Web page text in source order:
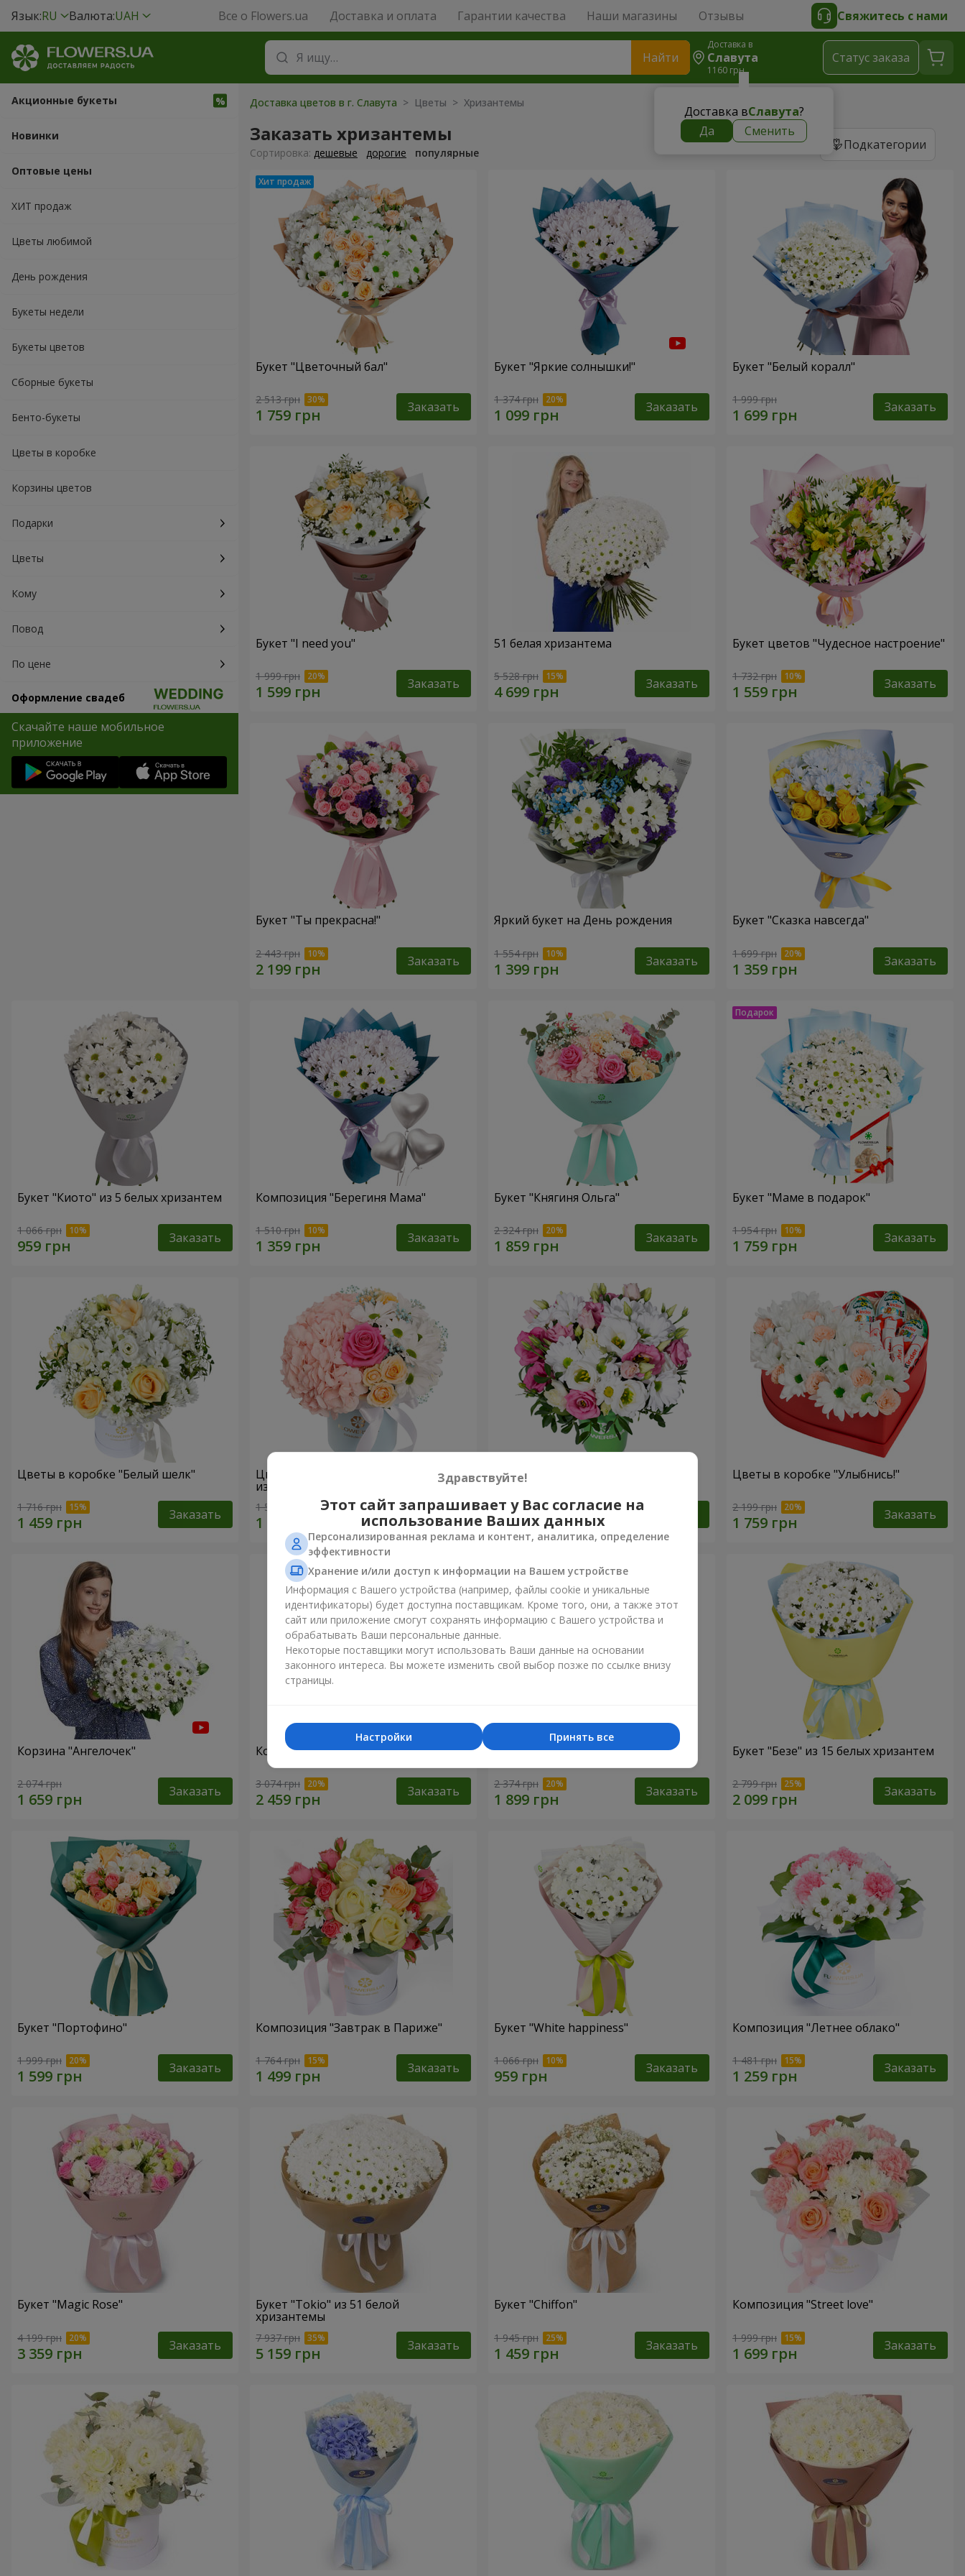
Язык:RU Валюта:UAH Все о Flowers.ua Доставка и оплата Гарантии качества Наши магазины Отзывы Свяжитесь с нами
Найти
Доставка в
Славута
1160 грн
Доставка вСлавута?
Да
Сменить
Cтатус заказа
Акционные букеты
Новинки
Оптовые цены
ХИТ продаж
Цветы любимой
День рождения
Букеты недели
Букеты цветов
Сборные букеты
Бенто-букеты
Цветы в коробке
Корзины цветов
Подарки
Цветы
Кому
Повод
По цене
Оформление свадеб
Скачайте наше мобильное
приложение
Доставка цветов в г. Славута > Цветы > Хризантемы
Заказать хризантемы Подкатегории
Cортировка: дешевые дорогие популярные
Букет "Цветочный бал"
2 513 грн Заказать
Букет "Яркие солнышки!"
1 374 грн Заказать
Букет "Белый коралл"
1 999 грн Заказать
Букет "I need you"
1 999 грн Заказать
51 белая хризантема
5 528 грн Заказать
Букет цветов "Чудесное настроение"
1 732 грн Заказать
Букет "Ты прекрасна!"
2 443 грн Заказать
Яркий букет на День рождения
1 554 грн Заказать
Букет "Сказка навсегда"
1 699 грн Заказать
Букет "Киото" из 5 белых хризантем
1 066 грн Заказать
Композиция "Берегиня Мама"
1 510 грн Заказать
Букет "Княгиня Ольга"
2 324 грн Заказать
Букет "Маме в подарок"
1 954 грн Заказать
Цветы в коробке "Белый шелк"
1 716 грн Заказать
Цветы в коробке "Счастья не
избежать"
1 599 грн Заказать
Композиция "Лучики в глазах"
999 грн
Цветы в коробке "Улыбнись!"
2 199 грн Заказать
Корзина "Ангелочек"
2 074 грн Заказать
Корзина "Влюбленный сад"
3 074 грн Заказать
Композиция "Charlotte"
2 374 грн Заказать
Букет "Безе" из 15 белых хризантем
2 799 грн Заказать
Букет "Портофино"
1 999 грн Заказать
Композиция "Завтрак в Париже"
1 764 грн Заказать
Букет "White happiness"
1 066 грн Заказать
Композиция "Летнее облако"
1 481 грн Заказать
Букет "Magic Rose"
4 199 грн Заказать
Букет "Tokio" из 51 белой
хризантемы
7 937 грн Заказать
Букет "Chiffon"
1 945 грн Заказать
Композиция "Street love"
1 999 грн Заказать
Здравствуйте!
Этот сайт запрашивает у Вас согласие на
использование Ваших данных
Персонализированная реклама и контент, аналитика, определение
эффективности
Хранение и/или доступ к информации на Вашем устройстве
Информация с Вашего устройства (например, файлы cookie и уникальные
идентификаторы) будет доступна поставщикам. Кроме того, они, а также этот
сайт или приложение смогут сохранять информацию с Вашего устройства и
обрабатывать Ваши персональные данные.
Некоторые поставщики могут использовать Ваши данные на основании
законного интереса. Вы можете изменить свой выбор позже по ссылке внизу
страницы.
Принять все
Настройки